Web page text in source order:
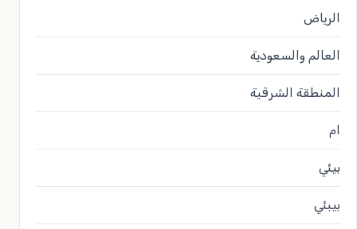
الرياض
العالم والسعودية
المنطقة الشرقية
ام
بيئي
بيبئي